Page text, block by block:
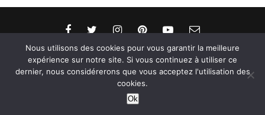
© 2015-2026 - Aylee. All Rights Reserved. Designed
& Developed bySoloPine.com
Nous utilisons des cookies pour vous garantir la meilleure
expérience sur notre site. Si vous continuez à utiliser ce
dernier, nous considérerons que vous acceptez l'utilisation des
cookies.
Ok